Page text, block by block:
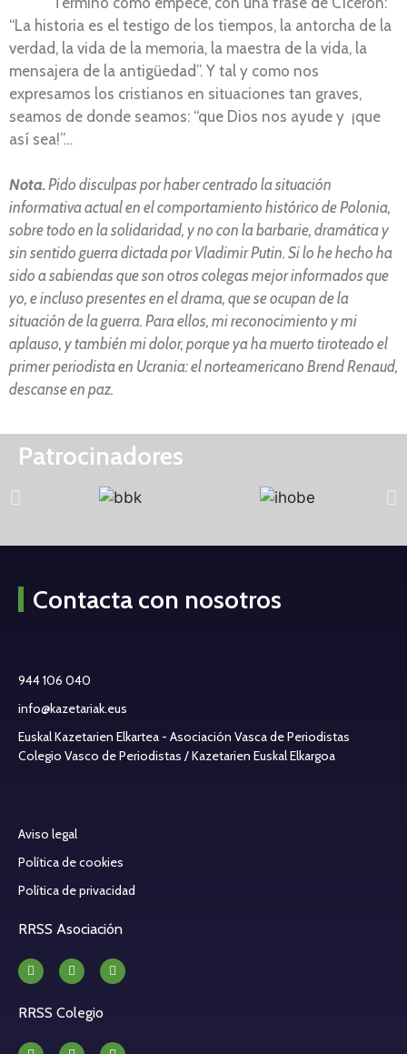
“La historia es el testigo de los tiempos, la antorcha de la
verdad, la vida de la memoria, la maestra de la vida, la
mensajera de la antigüedad”. Y tal y como nos
expresamos los cristianos en situaciones tan graves,
seamos de donde seamos: “que Dios nos ayude y ¡que
así sea!”…
Nota.Pido disculpas por haber centrado la situación
informativa actual en el comportamiento histórico de Polonia,
sobre todo en la solidaridad, y no con la barbarie, dramática y
sin sentido guerra dictada por Vladimir Putin. Si lo he hecho ha
sido a sabiendas que son otros colegas mejor informados que
yo, e incluso presentes en el drama, que se ocupan de la
situación de la guerra. Para ellos, mi reconocimiento y mi
aplauso, y también mi dolor, porque ya ha muerto tiroteado el
primer periodista en Ucrania: el norteamericano Brend Renaud,
descanse en paz.
Patrocinadores
Contacta con nosotros
944 106 040
info@kazetariak.eus
Euskal Kazetarien Elkartea - Asociación Vasca de Periodistas
Colegio Vasco de Periodistas / Kazetarien Euskal Elkargoa
Aviso legal
Política de cookies
Política de privacidad
RRSS Asociación
RRSS Colegio